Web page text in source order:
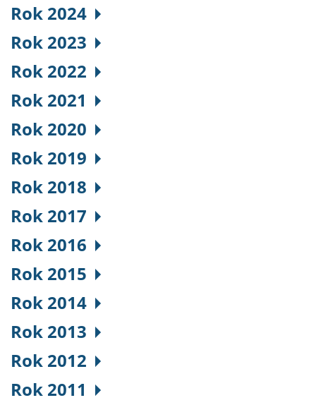
Rok 2024
Rok 2023
Rok 2022
Rok 2021
Rok 2020
Rok 2019
Rok 2018
Rok 2017
Rok 2016
Rok 2015
Rok 2014
Rok 2013
Rok 2012
Rok 2011